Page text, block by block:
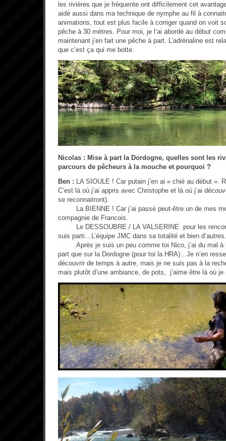
les rivières que je fréquente ont difficilement cet
aidé aussi dans ma technique de nymphe au fil à
animations, tout est plus facile à corriger quand on voit
pêche à 30 mètres. Pour moi, je l’ai abordé au début
maintenant j’en fait une pêche à part. L’adrénaline est
que c’est ça qui me botte.
Nicolas : Mise à part la Dordogne, quelles sont les
parcours de pêcheurs à la mouche et pourquoi ?
Ben : LA SIOULE ! Car putain j’en ai « chié au début ».
C’est là où j’ai appris avec Christophe et là où j’ai
se reconnaitront).
La BIENNE ! Car j’ai passé peut-être un de mes
compagnie de Francois.
Le DESSOUBRE / LA VALSERINE pour les
suis parti…L’équipe JMC dans sa totalité et bien
Après je suis un peu comme toi Nico, j’ai du mal à
part que sur la Dordogne (pour toi la HRA)…Je n’en
découvrir de temps à autre, mais je ne suis pas à la
mais plutôt d’une ambiance, de pots, j’aime être là où